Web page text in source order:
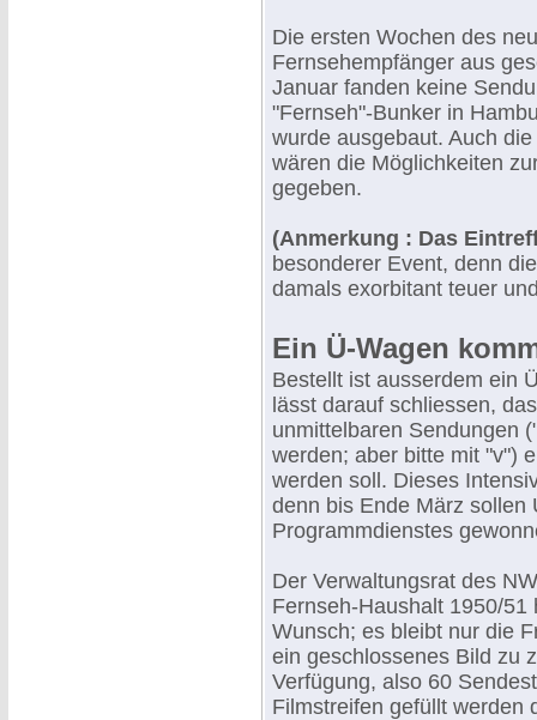
Die ersten Wochen des
Fernsehempfänger aus
Januar fanden keine
"Fernseh"-Bunker in
wurde ausgebaut. Auch
wären die Möglichkeiten
gegeben.
(Anmerkung : Das
besonderer Event, denn
damals exorbitant teuer
Ein Ü-Wagen
Bestellt ist ausserdem ein
lässt darauf schliessen,
unmittelbaren Sendungen
werden; aber bitte mit "v")
werden soll. Dieses
denn bis Ende März sollen
Programmdienstes
Der Verwaltungsrat des
Fernseh-Haushalt 1950/
Wunsch; es bleibt nur die
ein geschlossenes Bild zu
Verfügung, also 60
Filmstreifen gefüllt werden